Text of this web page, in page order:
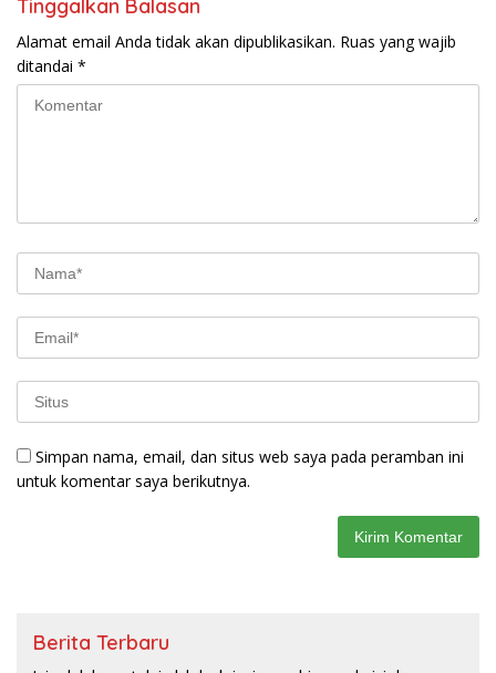
Tinggalkan Balasan
Alamat email Anda tidak akan dipublikasikan. Ruas yang wajib
ditandai *
Simpan nama, email, dan situs web saya pada peramban ini
untuk komentar saya berikutnya.
Berita Terbaru